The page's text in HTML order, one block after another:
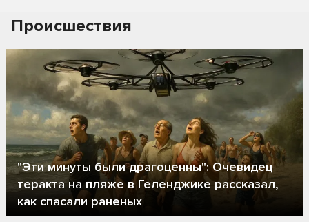
Происшествия
"Эти минуты были драгоценны": Очевидец
теракта на пляже в Геленджике рассказал,
как спасали раненых